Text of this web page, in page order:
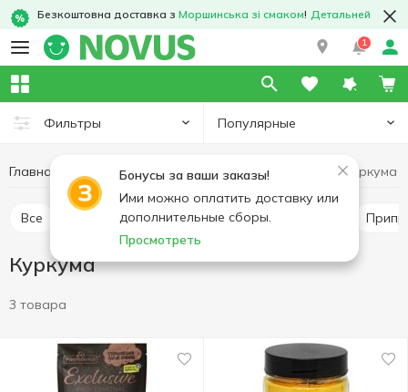
Безкоштовна доставка з Моршинська зі смаком! Детальней
1
Фильтры Популярные
Бонусы за ваши заказы!
Ими можно оплатить доставку или
дополнительные сборы.
Просмотреть
Главная Соусы и специи Приправы и специи Куркума
Все Перец и паприка Приправа для мяса
Куркума
3 товара